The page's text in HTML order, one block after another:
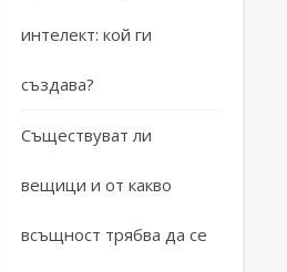
интелект: кой ги
създава?
Съществуват ли
вещици и от какво
всъщност трябва да се